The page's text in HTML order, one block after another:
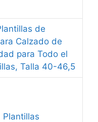
de
Calzado de
para Todo el
Talla 40-46,5
Plantillas